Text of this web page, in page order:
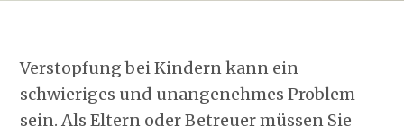
Verstopfung bei Kindern kann ein
schwieriges und unangenehmes Problem
sein. Als Eltern oder Betreuer müssen Sie